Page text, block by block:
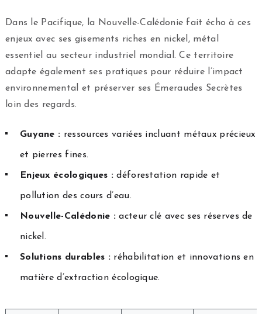
Dans le Pacifique, la Nouvelle-Calédonie fait écho à ces
enjeux avec ses gisements riches en nickel, métal
essentiel au secteur industriel mondial. Ce territoire
adapte également ses pratiques pour réduire l’impact
environnemental et préserver ses Émeraudes Secrètes
loin des regards.
Guyane : ressources variées incluant métaux précieux
et pierres fines.
Enjeux écologiques : déforestation rapide et
pollution des cours d’eau.
Nouvelle-Calédonie : acteur clé avec ses réserves de
nickel.
Solutions durables : réhabilitation et innovations en
matière d’extraction écologique.